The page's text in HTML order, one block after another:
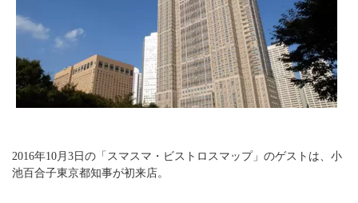
2016年10月3日の「スマスマ・ビストロスマップ」のゲストは、小
池百合子東京都知事が初来店。